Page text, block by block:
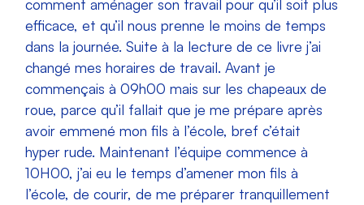
comment aménager son travail pour qu’il soit plus
efficace, et qu’il nous prenne le moins de temps
dans la journée. Suite à la lecture de ce livre j’ai
changé mes horaires de travail. Avant je
commençais à 09h00 mais sur les chapeaux de
roue, parce qu’il fallait que je me prépare après
avoir emmené mon fils à l’école, bref c’était
hyper rude. Maintenant l’équipe commence à
10H00, j’ai eu le temps d’amener mon fils à
l’école, de courir, de me préparer tranquillement